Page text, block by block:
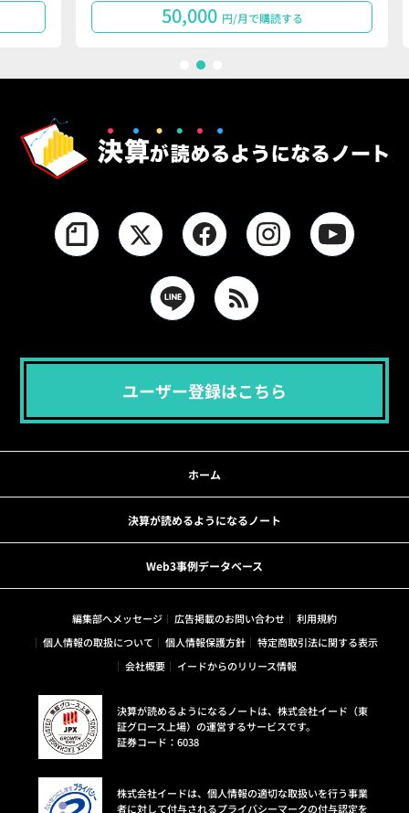
50,000 円/月で購読する
ユーザー登録はこちら
ホーム
決算が読めるようになるノート
Web3事例データベース
編集部へメッセージ 広告掲載のお問い合わせ
利用規約
個人情報の取扱について
個人情報保護方針
特定商取引法に関する表示
会社概要
イードからのリリース情報
決算が読めるようになるノートは、株式会社イード（東
証グロース上場）の運営するサービスです。
証券コード：6038
株式会社イードは、個人情報の適切な取扱いを行う事業
者に対して付与されるプライバシーマークの付与認定を